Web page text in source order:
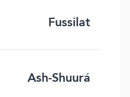
Fussilat
Ash-Shuurá